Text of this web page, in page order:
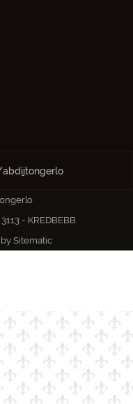
- KREDBEBB
Sitematic